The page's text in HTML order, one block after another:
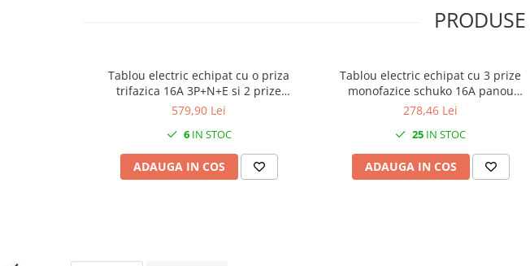
Prelungitoare industriale
Tablou electric echipat cu o priza
trifazica 16A 3P+N+E si 2 prize
monofazice schuko 16A precablat, cu
santier, distributie IP44
579,90 Lei
6IN STOC
ADAUGA IN COS
Tablou electric echipat cu 3 prize
monofazice schuko 16A panou
organizare de santier cu sigurante IP54
278,46 Lei
25 IN STOC
ADAUGA IN COS